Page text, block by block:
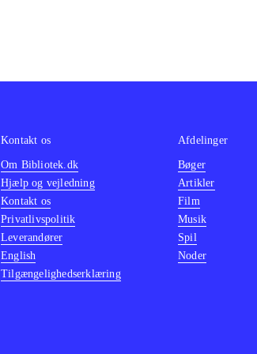
Kontakt os
Om Bibliotek.dk
Hjælp og vejledning
Kontakt os
Privatlivspolitik
Leverandører
English
Tilgængelighedserklæring
Afdelinger
Bøger
Artikler
Film
Musik
Spil
Noder